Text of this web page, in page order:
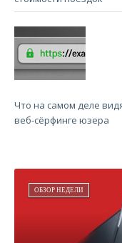
Что на самом деле
веб-сёрфинге юзера
ОБЗОР НЕДЕЛИ